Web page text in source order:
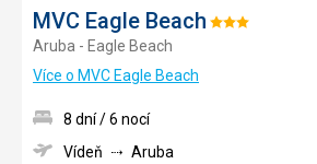
MVC Eagle Beach Hodnocení:
Aruba - Eagle Beach
Více o MVC Eagle Beach
8 dní / 6 nocí
Vídeň
Aruba